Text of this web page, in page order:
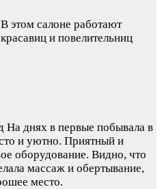
В этом салоне работают
и повелительниц
На днях в первые побывала в
и уютно. Приятный и
оборудование. Видно, что
массаж и обертывание,
место.